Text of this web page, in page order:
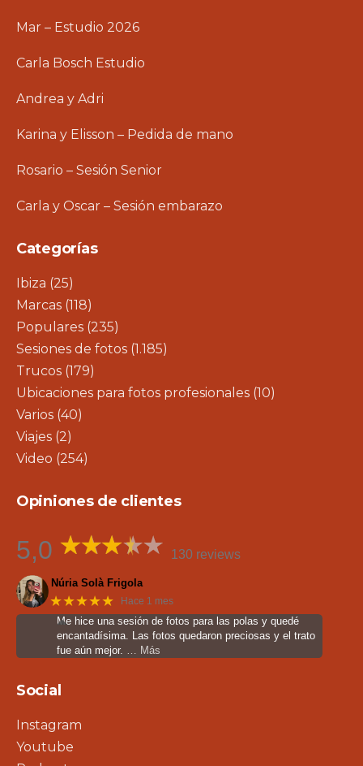
Mar – Estudio 2026
Carla Bosch Estudio
Andrea y Adri
Karina y Elisson – Pedida de mano
Rosario – Sesión Senior
Carla y Oscar – Sesión embarazo
Categorías
Ibiza (25)
Marcas (118)
Populares (235)
Sesiones de fotos (1.185)
Trucos (179)
Ubicaciones para fotos profesionales (10)
Varios (40)
Viajes (2)
Video (254)
Opiniones de clientes
5,0 130 reviews
Núria Solà Frigola
★★★★★ Hace 1 mes
Me hice una sesión de fotos para las polas y quedé
encantadísima. Las fotos quedaron preciosas y el trato
fue aún mejor.
… Más
Social
Instagram
Youtube